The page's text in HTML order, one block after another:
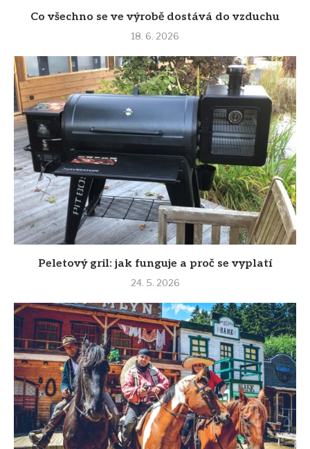
Co všechno se ve výrobě dostává do vzduchu
18. 6. 2026
Peletový gril: jak funguje a proč se vyplatí
24. 5. 2026